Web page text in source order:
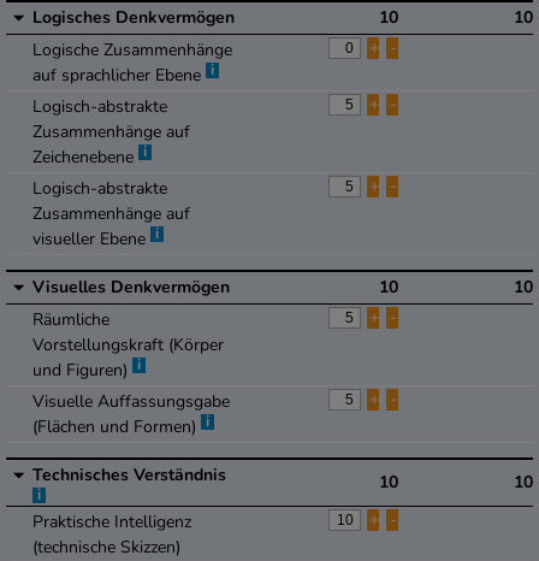
Logisches Denkvermögen 10
10
Logische Zusammenhänge
auf sprachlicher Ebene i
+ -
Logisch-abstrakte
Zusammenhänge auf
Zeichenebene i
+ -
Logisch-abstrakte
Zusammenhänge auf
visueller Ebene i
+ -
Visuelles Denkvermögen 10
10
Räumliche
Vorstellungskraft (Körper
und Figuren) i
+ -
Visuelle Auffassungsgabe
(Flächen und Formen) i
+ -
Technisches Verständnis
i
10
10
Praktische Intelligenz
(technische Skizzen)
+ -